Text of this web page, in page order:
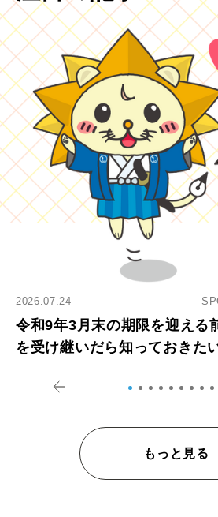
2026.07.24
令和9年3月末の期限を迎える
を受け継いだら知っておきた
もっと見る